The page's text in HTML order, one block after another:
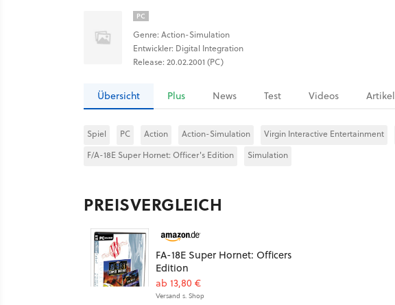
PC
Genre: Action-Simulation
Entwickler: Digital Integration
Release: 20.02.2001 (PC)
Übersicht Plus News Test Videos Artikel
Spiel PC Action Action-Simulation Virgin Interactive Entertainment
F/A-18E Super Hornet: Officer's Edition
Simulation
PREISVERGLEICH
FA-18E Super Hornet: Officers
Edition
ab 13,80 €
Versand s. Shop